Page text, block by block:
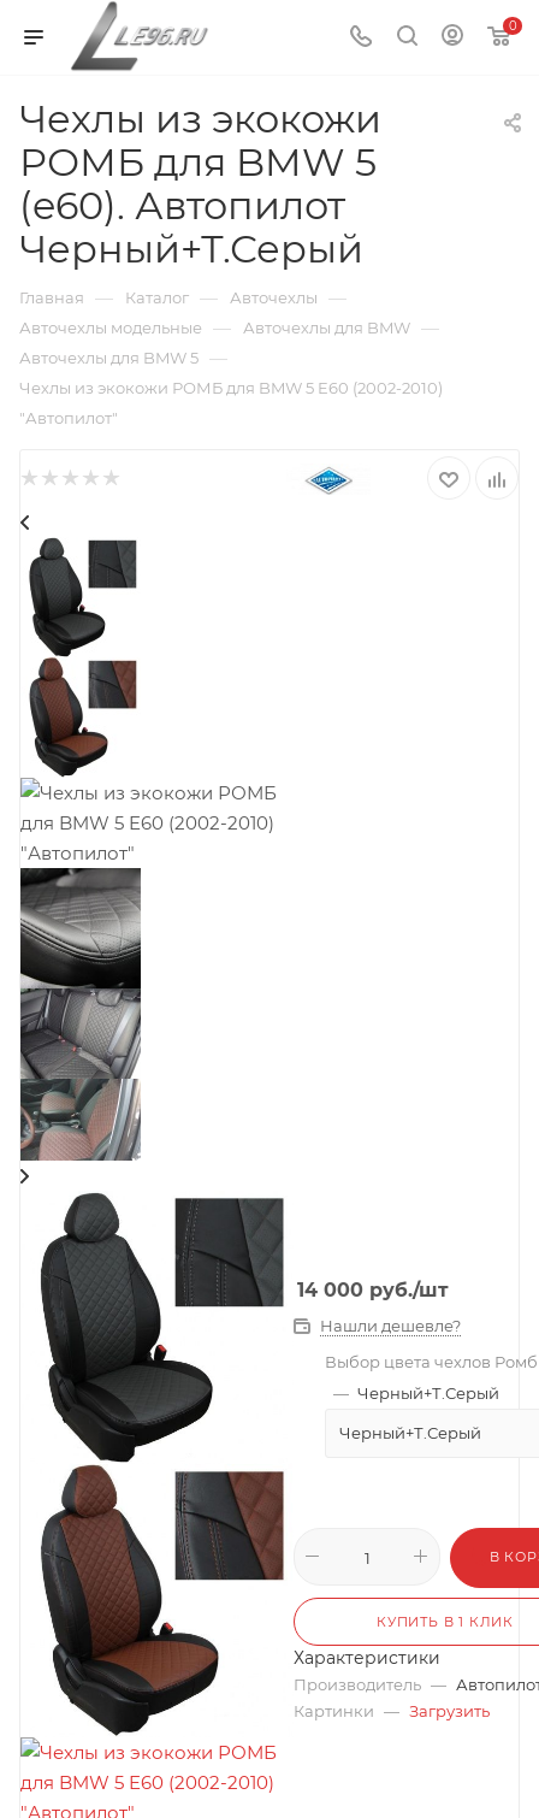
0
Чехлы из экокожи
РОМБ для BMW 5
(e60). Автопилот
Черный+Т.Серый
Главная — Каталог — Авточехлы —
Авточехлы модельные — Авточехлы для BMW —
Авточехлы для BMW 5 —
Чехлы из экокожи РОМБ для BMW 5 E60 (2002-2010)
"Автопилот"
14 000 руб./шт
Нашли дешевле?
Выбор цвета чехлов Ромб
— Черный+Т.Серый
Черный+Т.Серый
В
КУПИТЬ В 1 КЛИК
Характеристики
Производитель —
Картинки — Загрузить